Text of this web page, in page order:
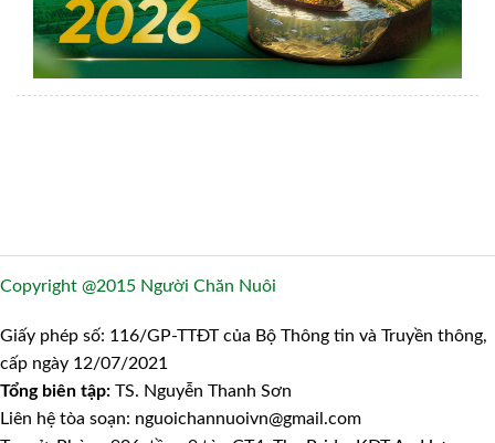
Copyright @2015 Người Chăn Nuôi
Giấy phép số: 116/GP-TTĐT của Bộ Thông tin và Truyền thông,
cấp ngày 12/07/2021
Tổng biên tập: TS. Nguyễn Thanh Sơn
Liên hệ tòa soạn: nguoichannuoivn@gmail.com